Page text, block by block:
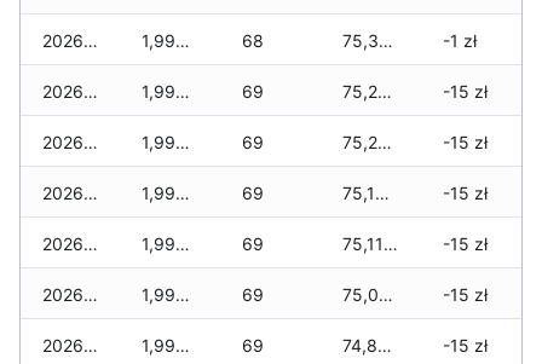
2026-02-14 1,995 zł 68 75,345 zł -1 zł
2026-02-13 1,995 zł 69 75,245 zł -15 zł
2026-02-12 1,995 zł 69 75,225 zł -15 zł
2026-02-11 1,995 zł 69 75,155 zł -15 zł
2026-02-10 1,995 zł 69 75,115 zł -15 zł
2026-02-09 1,995 zł 69 75,030 zł -15 zł
2026-02-08 1,995 zł 69 74,890 zł -15 zł